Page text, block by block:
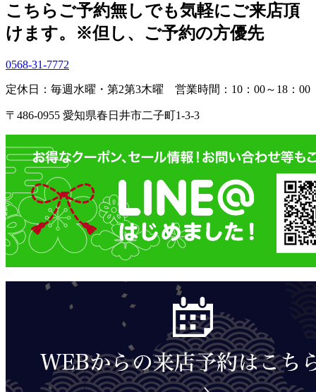
こちらご予約無しでも気軽にご来店頂
けます。
※但し、ご予約の方優先
0568-31-7772
定休日：毎週水曜・第2第3木曜 営業時間：10：00～18：00
〒486-0955 愛知県春日井市二子町1-3-3